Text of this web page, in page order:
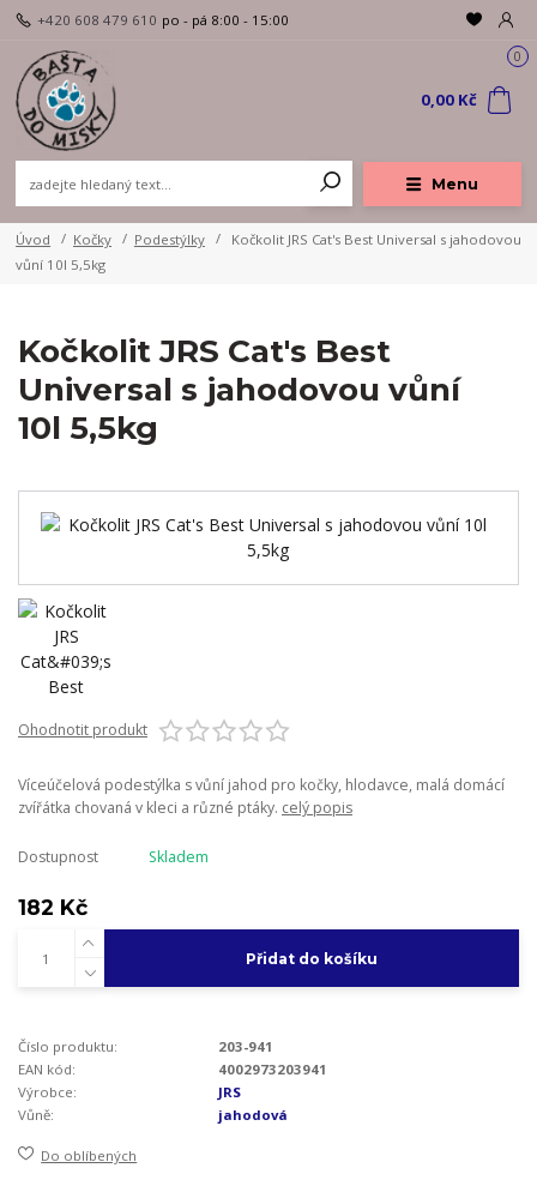
Menu
+420 608 479 610 po - pá 8:00 - 15:00
0
0,00 Kč
Úvod Kočky Podestýlky
Kočkolit JRS Cat's Best Universal s jahodovou
vůní 10l 5,5kg
Kočkolit JRS Cat's Best
Universal s jahodovou vůní
10l 5,5kg
Ohodnotit produkt
Víceúčelová podestýlka s vůní jahod pro kočky, hlodavce, malá domácí
zvířátka chovaná v kleci a různé ptáky. celý popis
Dostupnost Skladem
182 Kč
Přidat do košíku
Číslo produktu:
203-941
EAN kód:
4002973203941
Výrobce:
JRS
Vůně:
jahodová
Do oblíbených